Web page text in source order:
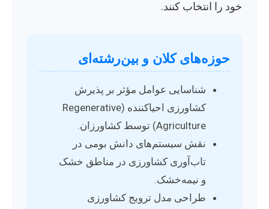
خود را انتخاب کنند.
حوزه‌های کلان و بین‌رشته‌ای
شناسایی عوامل مؤثر بر پذیرش
کشاورزی احیاکننده (Regenerative
Agriculture) توسط کشاورزان.
نقش سیستم‌های دانش بومی در
تاب‌آوری کشاورزی در مناطق خشک
و نیمه‌خشک.
طراحی مدل ترویج کشاورزی